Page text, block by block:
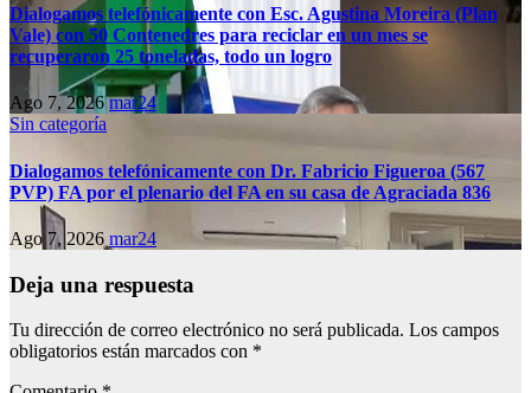
Dialogamos telefónicamente con Esc. Agustina Moreira (Plan
Vale) con 50 Contenedres para reciclar en un mes se
recuperaron 25 toneladas, todo un logro
Ago 7, 2026mar24
Sin categoría
Dialogamos telefónicamente con Dr. Fabricio Figueroa (567
PVP) FA por el plenario del FA en su casa de Agraciada 836
Ago 7, 2026 mar24
Deja una respuesta
Tu dirección de correo electrónico no será publicada. Los campos
obligatorios están marcados con *